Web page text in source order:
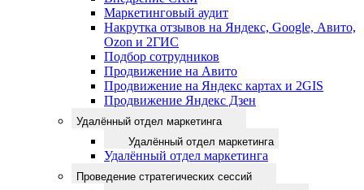
Маркетинговый аудит
Накрутка отзывов на Яндекс, Google, Авито,
Ozon и 2ГИС
Подбор сотрудников
Продвижение на Авито
Продвижение на Яндекс картах и 2GIS
Продвижение Яндекс Дзен
Удалённый отдел маркетинга
Удалённый отдел маркетинга
Удалённый отдел маркетинга
Проведение стратегических сессий